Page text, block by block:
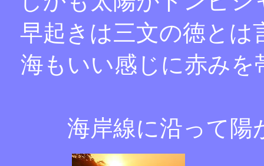
早起きは三文の徳と
海もいい感じに赤み
海岸線に沿って陽